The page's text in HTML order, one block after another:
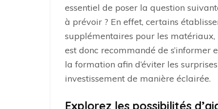
essentiel de poser la question
à prévoir ? En effet, certains
supplémentaires pour les
est donc recommandé de s’informer
la formation afin d’éviter les
investissement de manière éclairée.
Explorez les possibilités